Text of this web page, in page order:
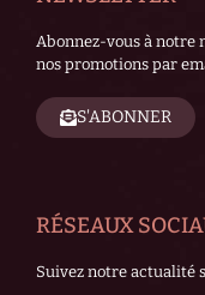
Abonnez-vous à notre
nos promotions par
S'ABONNER
RÉSEAUX
Suivez notre actualité